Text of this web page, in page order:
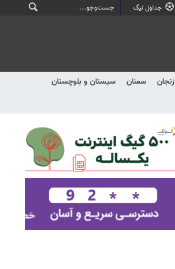
جداول لیگ
زنجان سمنان
سیستان و بلوچستان